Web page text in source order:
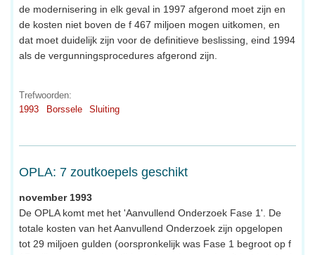
de modernisering in elk geval in 1997 afgerond moet zijn en
de kosten niet boven de f 467 miljoen mogen uitkomen, en
dat moet duidelijk zijn voor de definitieve beslissing, eind 1994
als de vergunningsprocedures afgerond zijn.
Trefwoorden:
1993
Borssele Sluiting
OPLA: 7 zoutkoepels geschikt
november 1993
De OPLA komt met het 'Aanvullend Onderzoek Fase 1'. De
totale kosten van het Aanvullend Onderzoek zijn opgelopen
tot 29 miljoen gulden (oorspronkelijk was Fase 1 begroot op f